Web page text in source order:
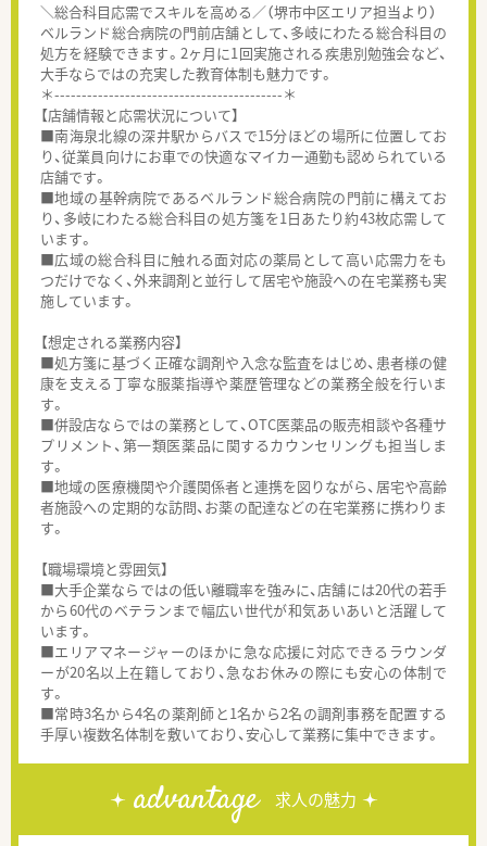
＼総合科目応需でスキルを高める／（堺市中区エリア担当より）
ベルランド総合病院の門前店舗として、多岐にわたる総合科目の
処方を経験できます。2ヶ月に1回実施される疾患別勉強会など、
大手ならではの充実した教育体制も魅力です。
＊------------------------------------------＊
【店舗情報と応需状況について】
■南海泉北線の深井駅からバスで15分ほどの場所に位置してお
り、従業員向けにお車での快適なマイカー通勤も認められている
店舗です。
■地域の基幹病院であるベルランド総合病院の門前に構えてお
り、多岐にわたる総合科目の処方箋を1日あたり約43枚応需して
います。
■広域の総合科目に触れる面対応の薬局として高い応需力をも
つだけでなく、外来調剤と並行して居宅や施設への在宅業務も実
施しています。
【想定される業務内容】
■処方箋に基づく正確な調剤や入念な監査をはじめ、患者様の健
康を支える丁寧な服薬指導や薬歴管理などの業務全般を行いま
す。
■併設店ならではの業務として、OTC医薬品の販売相談や各種サ
プリメント、第一類医薬品に関するカウンセリングも担当しま
す。
■地域の医療機関や介護関係者と連携を図りながら、居宅や高齢
者施設への定期的な訪問、お薬の配達などの在宅業務に携わりま
す。
【職場環境と雰囲気】
■大手企業ならではの低い離職率を強みに、店舗には20代の若手
から60代のベテランまで幅広い世代が和気あいあいと活躍して
います。
■エリアマネージャーのほかに急な応援に対応できるラウンダ
ーが20名以上在籍しており、急なお休みの際にも安心の体制で
す。
■常時3名から4名の薬剤師と1名から2名の調剤事務を配置する
手厚い複数名体制を敷いており、安心して業務に集中できます。
advantage 求人の魅力